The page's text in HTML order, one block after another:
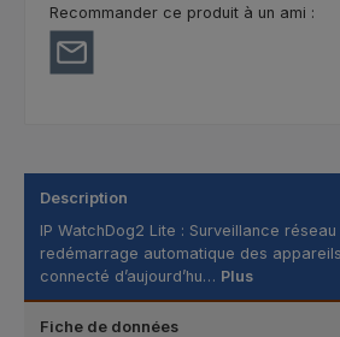
Recommander ce produit à un ami :
Description
IP WatchDog2 Lite : Surveillance
redémarrage automatique des
connecté d’aujourd’hu… Plus
Fiche de données